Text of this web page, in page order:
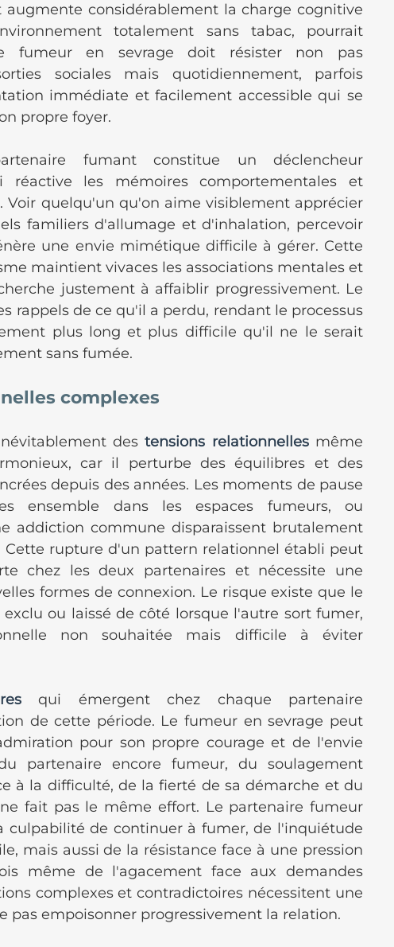
considérablement la charge cognitive
totalement sans tabac, pourrait
fumeur en sevrage doit résister non pas
sociales mais quotidiennement, parfois
immédiate et facilement accessible qui se
propre foyer.
fumant constitue un déclencheur
réactive les mémoires comportementales et
Voir quelqu'un qu'on aime visiblement apprécier
familiers d'allumage et d'inhalation, percevoir
une envie mimétique difficile à gérer. Cette
maintient vivaces les associations mentales et
justement à affaiblir progressivement. Le
rappels de ce qu'il a perdu, rendant le processus
plus long et plus difficile qu'il ne le serait
sans fumée.
complexes
des tensions relationnelles même
car il perturbe des équilibres et des
depuis des années. Les moments de pause
ensemble dans les espaces fumeurs, ou
addiction commune disparaissent brutalement
Cette rupture d'un pattern relationnel établi peut
chez les deux partenaires et nécessite une
formes de connexion. Le risque existe que le
ou laissé de côté lorsque l'autre sort fumer,
non souhaitée mais difficile à éviter
qui émergent chez chaque partenaire
de cette période. Le fumeur en sevrage peut
pour son propre courage et de l'envie
partenaire encore fumeur, du soulagement
à la difficulté, de la fierté de sa démarche et du
fait pas le même effort. Le partenaire fumeur
culpabilité de continuer à fumer, de l'inquiétude
mais aussi de la résistance face à une pression
même de l'agacement face aux demandes
complexes et contradictoires nécessitent une
pas empoisonner progressivement la relation.